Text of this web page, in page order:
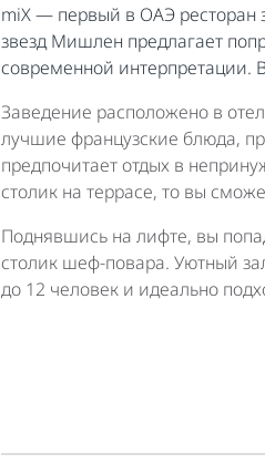
miX — первый в ОАЭ ресторан
звезд Мишлен предлагает
современной интерпретации.
Заведение расположено в
лучшие французские блюда,
предпочитает отдых в
столик на террасе, то вы
Поднявшись на лифте, вы
столик шеф-повара. Уютный
до 12 человек и идеально